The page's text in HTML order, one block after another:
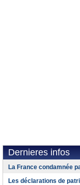
Dernieres infos
La France condamnée
Les déclarations de